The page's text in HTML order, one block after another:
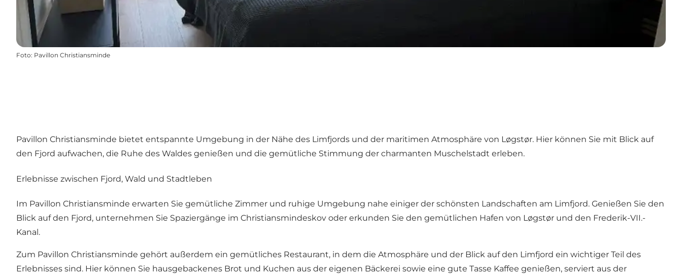
Foto: Pavillon Christiansminde
Pavillon Christiansminde bietet entspannte Umgebung in der Nähe des Limfjords und der maritimen Atmosphäre von Løgstør. Hier können Sie mit Blick auf
den Fjord aufwachen, die Ruhe des Waldes genießen und die gemütliche Stimmung der charmanten Muschelstadt erleben.
Erlebnisse zwischen Fjord, Wald und Stadtleben
Im Pavillon Christiansminde erwarten Sie gemütliche Zimmer und ruhige Umgebung nahe einiger der schönsten Landschaften am Limfjord. Genießen Sie den
Blick auf den Fjord, unternehmen Sie Spaziergänge im Christiansmindeskov oder erkunden Sie den gemütlichen Hafen von Løgstør und den Frederik-VII.-
Kanal.
Zum Pavillon Christiansminde gehört außerdem ein gemütliches Restaurant, in dem die Atmosphäre und der Blick auf den Limfjord ein wichtiger Teil des
Erlebnisses sind. Hier können Sie hausgebackenes Brot und Kuchen aus der eigenen Bäckerei sowie eine gute Tasse Kaffee genießen, serviert aus der